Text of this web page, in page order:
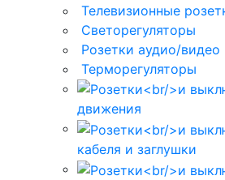
Телевизионные
Светорегуляторы
Розетки аудио/видео
Терморегуляторы
движения
кабеля и заглушки